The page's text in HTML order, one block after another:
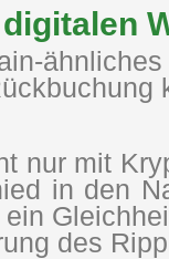
nur mit
in den
des